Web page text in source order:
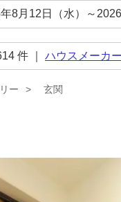
8月12日（水）～
件 ｜ ハウスメーカー
ー 玄関